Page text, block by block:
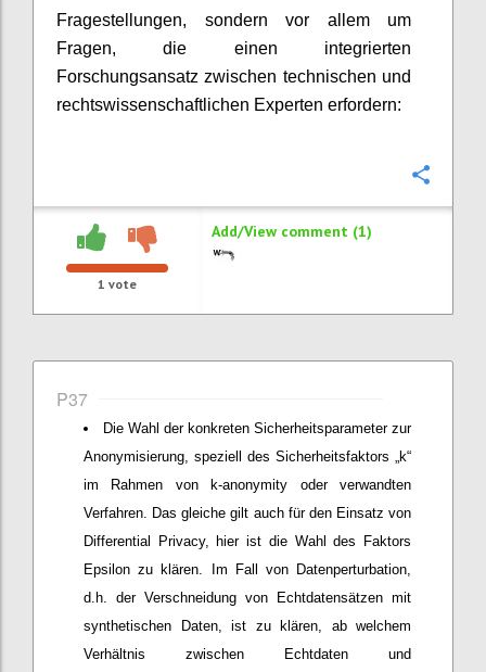
Fragestellungen, sondern vor allem um
Fragen, die einen integrierten
Forschungsansatz zwischen technischen und
rechtswissenschaftlichen Experten erfordern:
1 vote
Add/View comment (1)
P37
Die Wahl der konkreten Sicherheitsparameter zur
Anonymisierung, speziell des Sicherheitsfaktors „k“
im Rahmen von k-anonymity oder verwandten
Verfahren. Das gleiche gilt auch für den Einsatz von
Differential Privacy, hier ist die Wahl des Faktors
Epsilon zu klären. Im Fall von Datenperturbation,
d.h. der Verschneidung von Echtdatensätzen mit
synthetischen Daten, ist zu klären, ab welchem
Verhältnis zwischen Echtdaten und